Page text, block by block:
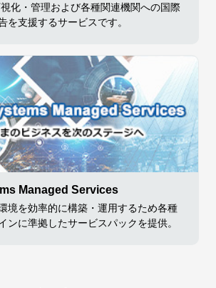
化・管理および各種関連機関への国際
を支援するサービスです。
Managed Services
境を効率的に構築・運用するため各種
ンに準拠したサービスパックを提供。